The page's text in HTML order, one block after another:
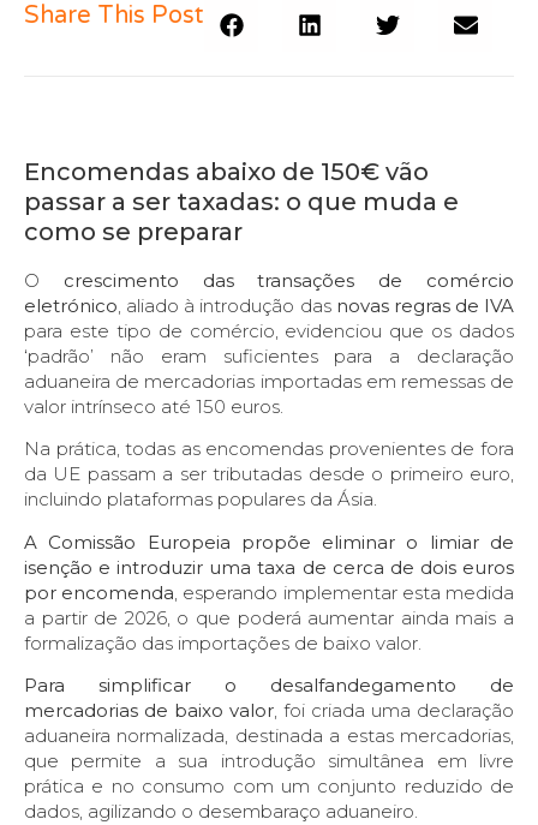
Share This Post
Encomendas abaixo de 150€ vão
passar a ser taxadas: o que muda e
como se preparar
O crescimento das transações de comércio
eletrónico, aliado à introdução dasnovas regras de IVA
para este tipo de comércio, evidenciou que os dados
‘padrão’ não eram suficientes para a declaração
aduaneira de mercadorias importadas em remessas de
valor intrínseco até 150 euros.
Na prática, todas as encomendas provenientes de fora
da UE passam a ser tributadas desde o primeiro euro,
incluindo plataformas populares da Ásia.
A Comissão Europeia propõe eliminar o limiar de
isenção e introduzir uma taxa de cerca de dois euros
por encomenda , esperando implementar esta medida
a partir de 2026, o que poderá aumentar ainda mais a
formalização das importações de baixo valor.
Para simplificar o desalfandegamento de
mercadorias de baixo valor, foi criada uma declaração
aduaneira normalizada, destinada a estas mercadorias,
que permite a sua introdução simultânea em livre
prática e no consumo com um conjunto reduzido de
dados, agilizando o desembaraço aduaneiro.